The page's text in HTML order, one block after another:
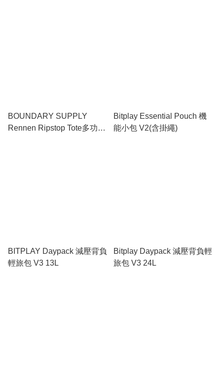
BOUNDARY SUPPLY
Rennen Ripstop Tote多功能
Bitplay Essential Pouch 機
能小包 V2(含掛繩)
BITPLAY Daypack 減壓背負
輕旅包 V3 13L
Bitplay Daypack 減壓背負輕
旅包 V3 24L